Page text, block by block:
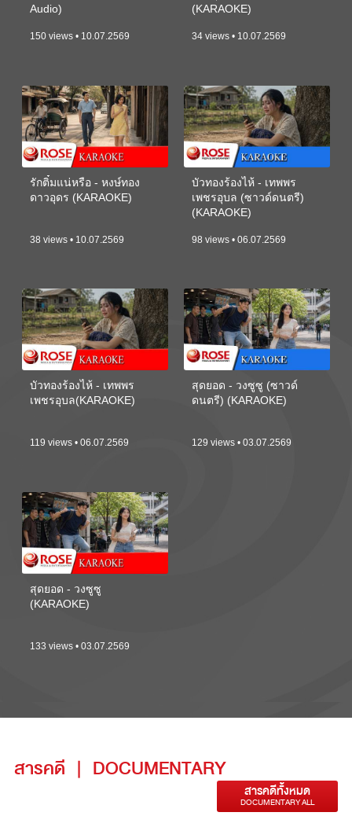
Audio)
150 views • 10.07.2569
(KARAOKE)
34 views • 10.07.2569
รักติ๋มแน่หรือ - หงษ์ทอง
ดาวอุดร (KARAOKE)
38 views • 10.07.2569
บัวทองร้องไห้ - เทพพร
เพชรอุบล (ซาวด์ดนตรี)
(KARAOKE)
98 views • 06.07.2569
บัวทองร้องไห้ - เทพพร
เพชรอุบล(KARAOKE)
119 views • 06.07.2569
สุดยอด - วงซูซู (ซาวด์
ดนตรี) (KARAOKE)
129 views • 03.07.2569
สุดยอด - วงซูซู
(KARAOKE)
133 views • 03.07.2569
สารคดี | DOCUMENTARY
สารคดีทั้งหมด
DOCUMENTARY ALL